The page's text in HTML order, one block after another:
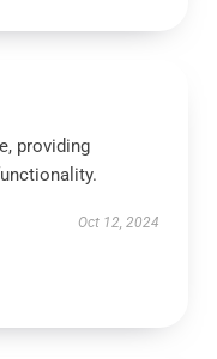
providing
Oct 12, 2024